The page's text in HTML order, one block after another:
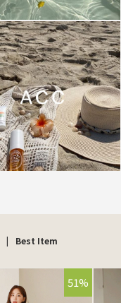
| Best Item
51%